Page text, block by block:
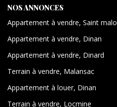
NOS ANNONCES
Appartement à vendre, Saint malo
Appartement à vendre, Dinan
Appartement à vendre, Dinard
Terrain à vendre, Malansac
Appartement à louer, Dinan
Terrain à vendre, Locmine